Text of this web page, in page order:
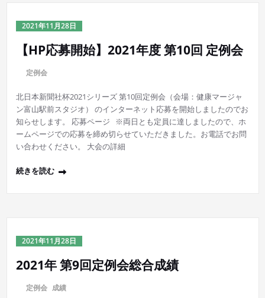
2021年11月28日
【HP応募開始】2021年度 第10回 定例会
定例会
北日本新聞社杯2021シリーズ 第10回定例会（会場：健康マージャ
ン富山駅前スタジオ） のインターネット応募を開始しましたのでお
知らせします。 応募ページ ※両日とも定員に達しましたので、ホ
ームページでの応募を締め切らせていただきました。お電話でお問
い合わせください。 大会の詳細
続きを読む
2021年11月28日
2021年 第9回定例会総合成績
定例会, 成績